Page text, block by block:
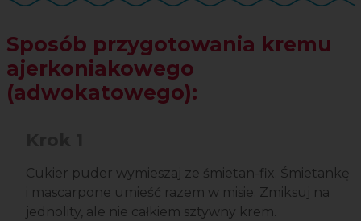
Sposób przygotowania kremu
ajerkoniakowego
(adwokatowego):
Cukier puder wymieszaj ze śmietan-fix. Śmietankę
i mascarpone umieść razem w misie. Zmiksuj na
jednolity, ale nie całkiem sztywny krem.